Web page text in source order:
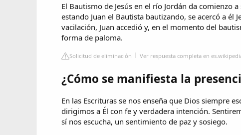
El Bautismo de Jesús en el río Jordán da comienzo
estando Juan el Bautista bautizando, se acercó a él
vacilación, Juan accedió y, en el momento del
forma de paloma.
Solicitud de eliminación Ver respuesta completa en
¿Cómo se manifiesta la
En las Escrituras se nos enseña que Dios siempre
dirigimos a Él con fe y verdadera intención.
sí nos escucha, un sentimiento de paz y sosiego.